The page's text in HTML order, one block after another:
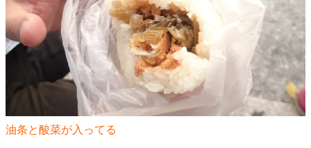
油条と酸菜が入ってる